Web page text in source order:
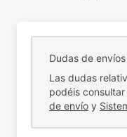
Dudas de
Las dudas
podéis
de envío y